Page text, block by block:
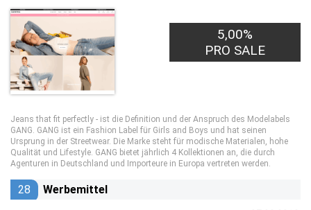
5,00%
PRO SALE
Jeans that fit perfectly - ist die Definition und der Anspruch des Modelabels
GANG. GANG ist ein Fashion Label für Girls and Boys und hat seinen
Ursprung in der Streetwear. Die Marke steht für modische Materialen, hohe
Qualität und Lifestyle. GANG bietet jährlich 4 Kollektionen an, die durch
Agenturen in Deutschland und Importeure in Europa vertreten werden.
28 Werbemittel